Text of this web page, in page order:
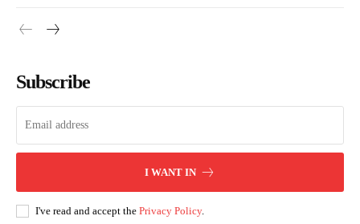
Subscribe
I WANT IN
I've read and accept the Privacy Policy.